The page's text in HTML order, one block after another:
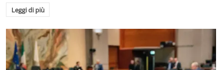
Leggi di più